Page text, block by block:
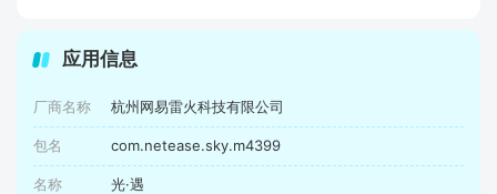
应用信息
厂商名称 杭州网易雷火科技有限公司
包名 com.netease.sky.m4399
名称 光·遇